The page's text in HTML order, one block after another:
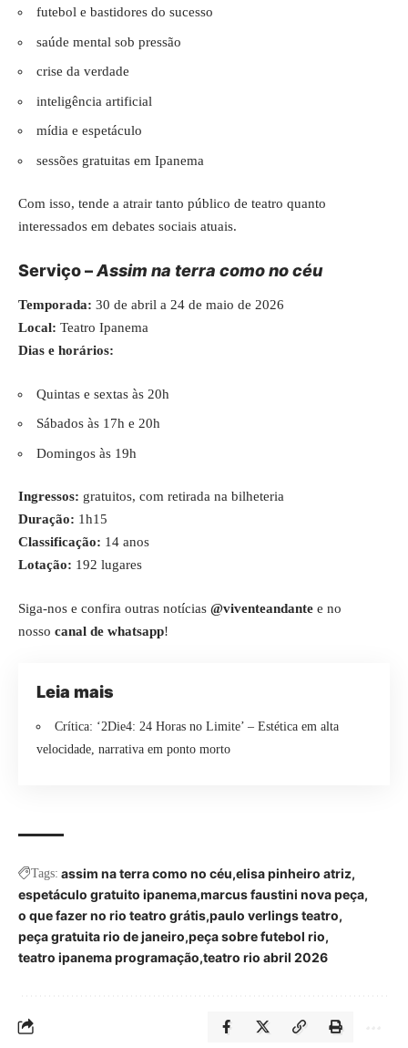
futebol e bastidores do sucesso
saúde mental sob pressão
crise da verdade
inteligência artificial
mídia e espetáculo
sessões gratuitas em Ipanema
Com isso, tende a atrair tanto público de teatro quanto
interessados em debates sociais atuais.
Serviço –Assim na terra como no céu
Temporada: 30 de abril a 24 de maio de 2026
Local: Teatro Ipanema
Dias e horários:
Quintas e sextas às 20h
Sábados às 17h e 20h
Domingos às 19h
Ingressos: gratuitos, com retirada na bilheteria
Duração: 1h15
Classificação: 14 anos
Lotação: 192 lugares
Siga-nos e confira outras notícias @viventeandante e no
nosso canal de whatsapp!
Leia mais
Crítica: ‘2Die4: 24 Horas no Limite’ – Estética em alta
velocidade, narrativa em ponto morto
Tags: assim na terra como no céu elisa pinheiro atriz
espetáculo gratuito ipanema marcus faustini nova peça
o que fazer no rio teatro grátis paulo verlings teatro
peça gratuita rio de janeiro peça sobre futebol rio
teatro ipanema programação teatro rio abril 2026